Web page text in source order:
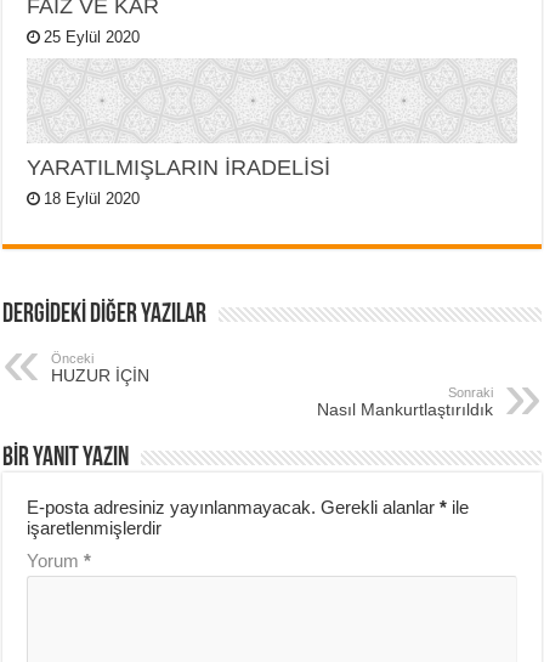
FAİZ VE KÂR
25 Eylül 2020
YARATILMIŞLARIN İRADELİSİ
18 Eylül 2020
DERGİDEKİ DİĞER YAZILAR
Önceki
HUZUR İÇİN
Sonraki
Nasıl Mankurtlaştırıldık
BIR YANIT YAZIN
E-posta adresiniz yayınlanmayacak. Gerekli alanlar* ile
işaretlenmişlerdir
Yorum*